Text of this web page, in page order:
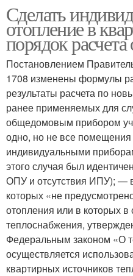
Собственное отопление
Водяное отопление
Электрическое
отопление
Сделать
отопление в
порядок
Постановлением
1708 изменены формулы
результаты расчета по
ранее применяемых для
общедомовым прибором
одно, но не все
индивидуальными
этого случая был
ОПУ и отсутствия ИПУ); —
которых «не
отопления или в которых в
теплоснабжения,
Федеральным законом «О
осуществляется
квартирных источников